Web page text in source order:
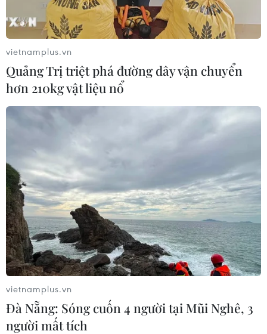
Vì sao người có làn da khô cũng bị mụn và
điều trị mãi không dứt?
23/10/2024 02:29
Khi bạn sử dụng quá nhiều loại mỹ phẩm cùng lúc có
thể khiến làn da mất đi sự cân bằng tự nhiên, kích thích
da tiết dầu để cung cấp độ ẩm, từ đó sẽ rất dễ hình
thành nên mụn ẩn.
vietnamplus.vn
Quảng Trị triệt phá đường dây vận chuyển
hơn 210kg vật liệu nổ
vietnamplus.vn
Đà Nẵng: Sóng cuốn 4 người tại Mũi Nghê, 3
người mất tích